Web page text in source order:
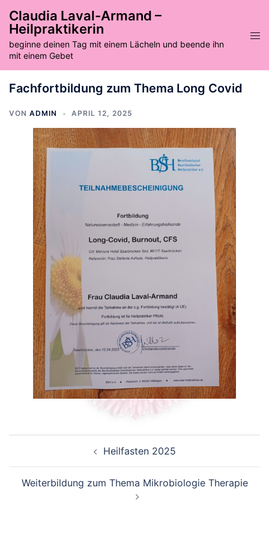
Inhalt
springen
Claudia Laval-Armand –
Heilpraktikerin
beginne deinen Tag mit einem Lächeln und beende ihn
mit einem Gebet
Fachfortbildung zum Thema Long Covid
VON ADMIN APRIL 12, 2025
Beitragsnavigation
Heilfasten 2025
Weiterbildung zum Thema Mikrobiologie Therapie